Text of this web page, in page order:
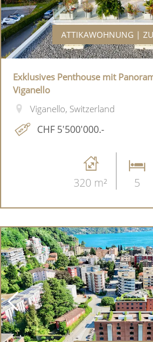
ATTIKAWOHNUNG |
Exklusives Penthouse mit
Viganello
Viganello, Switzerland
CHF 5'500'000.-
320 m² 5